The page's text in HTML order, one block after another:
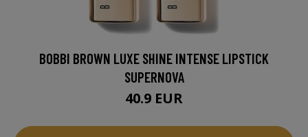
BOBBI BROWN LUXE SHINE INTENSE LIPSTICK
SUPERNOVA
40.9 EUR